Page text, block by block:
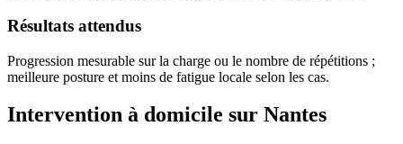
Résultats attendus
Progression mesurable sur la charge ou le nombre de répétitions ;
meilleure posture et moins de fatigue locale selon les cas.
Intervention à domicile sur Nantes